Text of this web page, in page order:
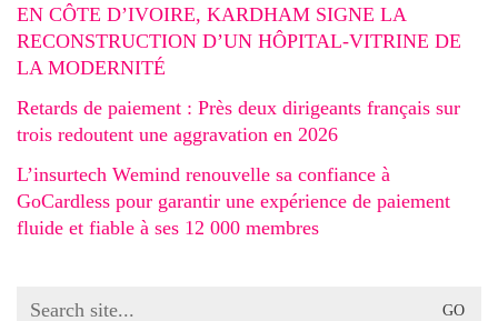
EN CÔTE D’IVOIRE, KARDHAM SIGNE LA
RECONSTRUCTION D’UN HÔPITAL-VITRINE DE
LA MODERNITÉ
Retards de paiement : Près deux dirigeants français sur
trois redoutent une aggravation en 2026
L’insurtech Wemind renouvelle sa confiance à
GoCardless pour garantir une expérience de paiement
fluide et fiable à ses 12 000 membres
Search